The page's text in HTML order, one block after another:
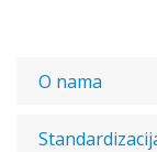
O nama